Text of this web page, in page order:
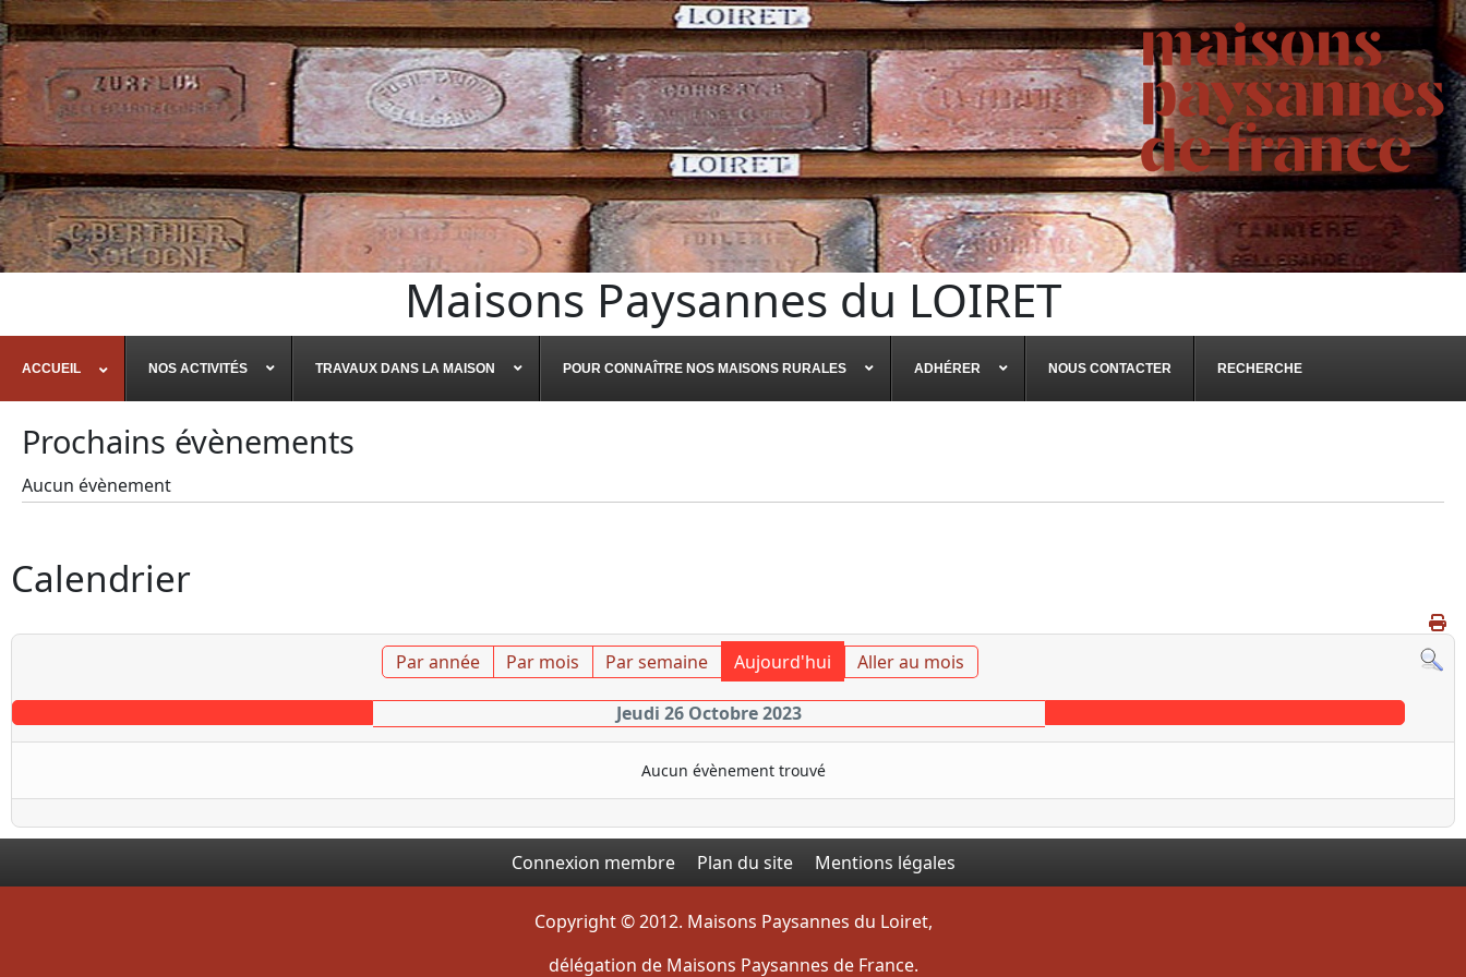
Maisons Paysannes du LOIRET
ACCUEIL NOS ACTIVITÉS TRAVAUX DANS LA MAISON POUR CONNAÎTRE NOS MAISONS RURALES ADHÉRER NOUS CONTACTER RECHERCHE
Prochains évènements
Aucun évènement
Calendrier
Par année Par mois Par semaine Aujourd'hui Aller au mois
Jeudi 26 Octobre 2023
Aucun évènement trouvé
Connexion membre Plan du site Mentions légales
Copyright © 2012. Maisons Paysannes du Loiret,
délégation de Maisons Paysannes de France.